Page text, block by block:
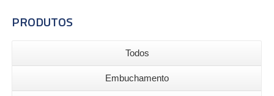
PRODUTOS
Todos
Embuchamento